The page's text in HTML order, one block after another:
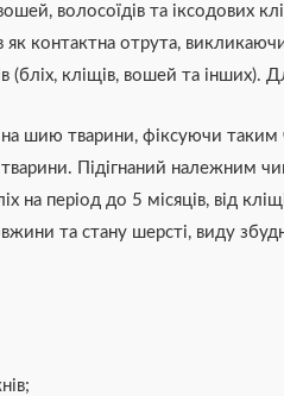
волосоїдів та іксодових
контактна отрута,
(бліх, кліщів, вошей та інших).
на шию тварини, фіксуючи
Підігнаний належним
на період до 5 місяців, від
та стану шерсті, виду